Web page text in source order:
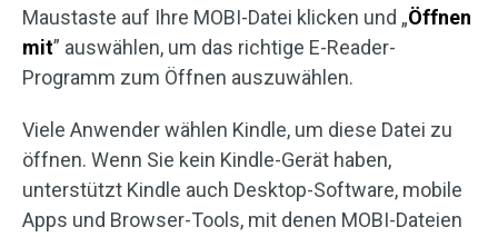
Maustaste auf Ihre MOBI-Datei klicken und „Öffnen
mit” auswählen, um das richtige E-Reader-
Programm zum Öffnen auszuwählen.
Viele Anwender wählen Kindle, um diese Datei zu
öffnen. Wenn Sie kein Kindle-Gerät haben,
unterstützt Kindle auch Desktop-Software, mobile
Apps und Browser-Tools, mit denen MOBI-Dateien